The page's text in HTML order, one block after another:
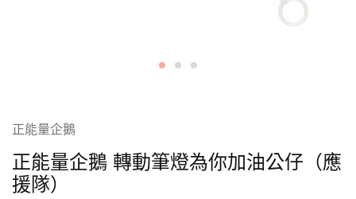
正能量企鵝
正能量企鵝 轉動筆燈為你加油公仔（應
援隊）